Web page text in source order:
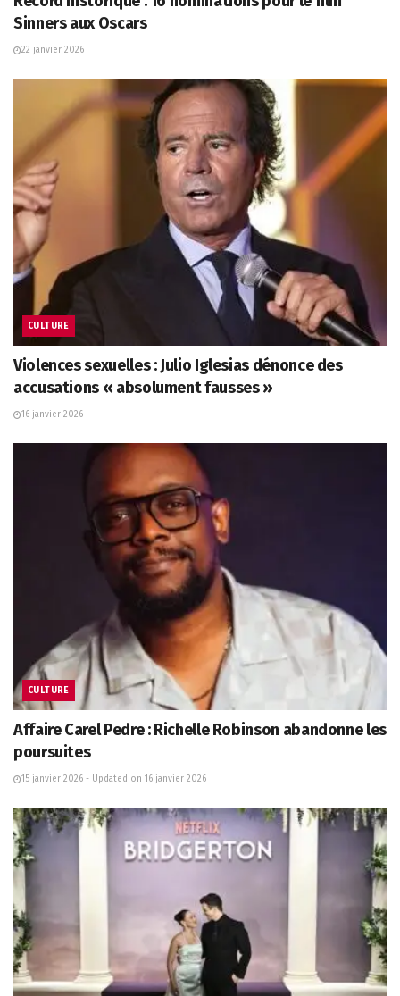
Sinners aux Oscars
22 janvier 2026
CULTURE
Violences sexuelles : Julio Iglesias dénonce des
accusations « absolument fausses »
16 janvier 2026
CULTURE
Affaire Carel Pedre : Richelle Robinson abandonne les
poursuites
15 janvier 2026 - Updated on 16 janvier 2026